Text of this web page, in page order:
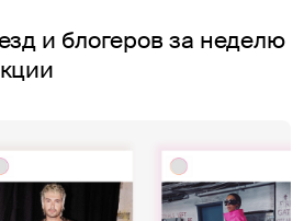
и блогеров за неделю